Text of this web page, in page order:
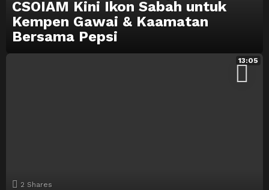
CSOIAM Kini Ikon Sabah untuk
Kempen Gawai & Kaamatan
Bersama Pepsi
13:05
2 Shares